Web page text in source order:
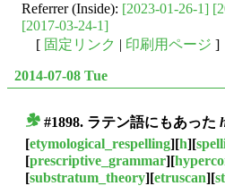
Referrer (Inside): [2023-01-26-1]
[2017-03-24-1]
[ 固定リンク | 印刷用ページ ]
2014-07-08 Tue
#1898. ラテン語にもあった
[etymological_respelling][h][
[prescriptive_grammar][
[substratum_theory][etruscan][